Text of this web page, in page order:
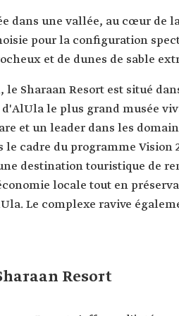
dans une vallée, au cœur de
pour la configuration
et de dunes de sable
Sharaan Resort est situé
le plus grand musée
et un leader dans les
cadre du programme Vision
destination touristique de
locale tout en
Le complexe ravive
Resort